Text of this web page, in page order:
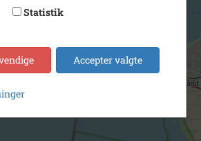
Statistik
Accepter valgte